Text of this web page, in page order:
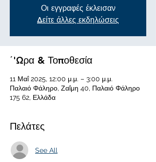
Οι εγγραφές έκλεισαν
Δείτε άλλες εκδηλώσεις
΄'Ωρα & Τοποθεσία
11 Μαΐ 2025, 12:00 μ.μ. – 3:00 μ.μ.
Παλαιό Φάληρο, Ζαΐμη 40, Παλαιό Φάληρο
175 62, Ελλάδα
Πελάτες
See All